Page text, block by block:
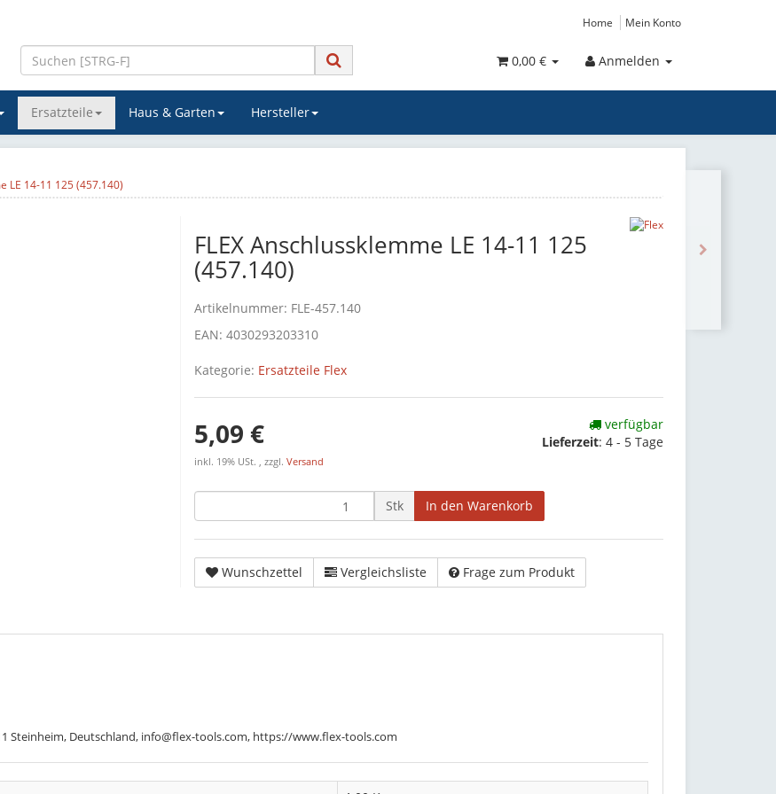
Home Mein Konto
Anmelden
0,00 €
Ersatzteile Haus & Garten Hersteller
LE 14-11 125 (457.140)
FLEX Anschlussklemme LE 14-11 125
(457.140)
Artikelnummer: FLE-457.140
EAN: 4030293203310
Kategorie: Ersatzteile Flex
5,09 €
inkl. 19% USt. , zzgl. Versand
verfügbar
Lieferzeit: 4 - 5 Tage
Stk In den Warenkorb
Wunschzettel Vergleichsliste Frage zum Produkt
Steinheim, Deutschland, info@flex-tools.com, https://www.flex-tools.com